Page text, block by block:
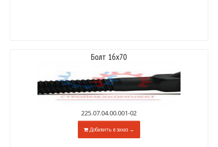
Болт 16х70
225.07.04.00.001-02
Добавить в заказ →